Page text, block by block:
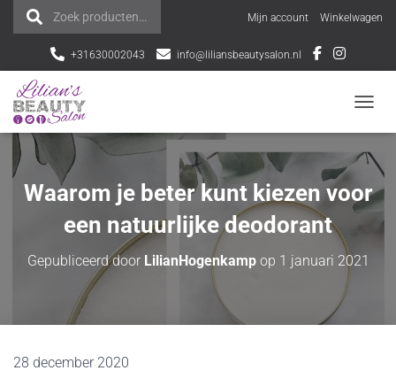
o
n
n
a
Zoek producten… Mijn account Winkelwagen
+31630002043 info@liliansbeautysalon.nl
Waarom je beter kunt kiezen voor
een natuurlijke deodorant
Gepubliceerd door LilianHogenkampop 1 januari 2021
28 december 2020